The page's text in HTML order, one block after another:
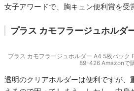
女子アワードで、胸キュン便利賞を受
プラス カモフラージュホルダ
プラス カモフラージュホルダー A4 5枚パック
89-426 Amazonで
透明のクリアホルダーは便利ですが、